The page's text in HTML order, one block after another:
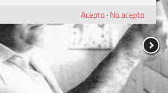
Acepto· No acepto